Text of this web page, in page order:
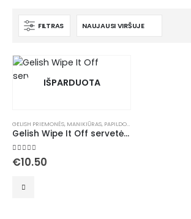
FILTRAS
IŠPARDUOTA
GELISH PRIEMONĖS, MANIKIŪRAS, PAPILDOMOS PRIEMONĖS
Gelish Wipe It Off servetėlės 300vnt
5.00out of 5
€10.50